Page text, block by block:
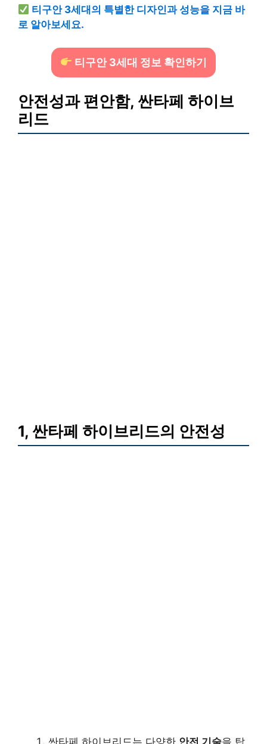
티구안 3세대의 특별한 디자인과 성능을 지금 바
로 알아보세요.
티구안 3세대 정보 확인하기
안전성과 편안함, 싼타페 하이브
리드
1, 싼타페 하이브리드의 안전성